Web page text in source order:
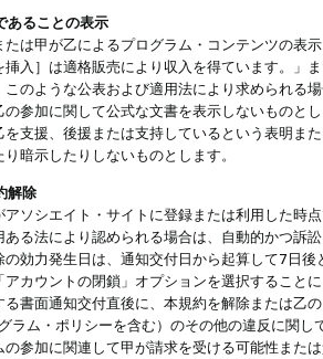
あることの表示
は甲が乙によるプログラム・コンテンツの表
挿入］は適格販売により収入を得ています。」
このような公表および適用法により求められる
の参加に関して公式な文書を表示しないもの
支援、後援または支持しているという表明ま
暗示したりしないものとします。
解除
ソシエイト・サイトに登録または利用した時
ある法により認められる場合は、自動的かつ訴
効力発生日は、通知交付日から起算して7日
アカウントの閉鎖」オプションを選択するこ
る書面通知交付直後に、本規約を解除または乙
ラム・ポリシーを含む）のその他の違反に関
の参加に関連して甲が請求を受ける可能性また